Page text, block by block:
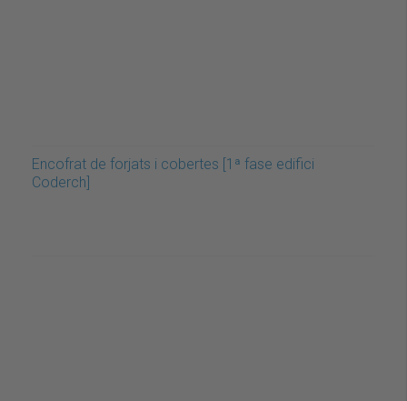
Encofrat de forjats i cobertes [1ª fase edifici
Coderch]